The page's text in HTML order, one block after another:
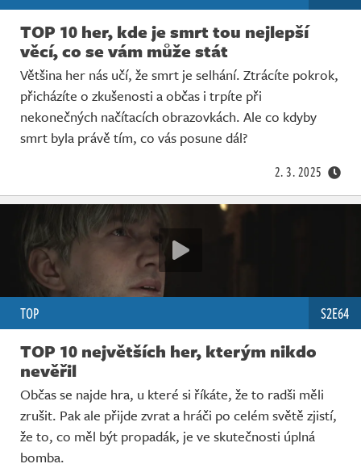
TOP 10 her, kde je smrt tou nejlepší
věcí, co se vám může stát
Většina her nás učí, že smrt je selhání. Ztrácíte pokrok,
přicházíte o zkušenosti a občas i trpíte při
nekonečných načítacích obrazovkách. Ale co kdyby
smrt byla právě tím, co vás posune dál?
2. 3. 2025
TOP S2E64
TOP 10 největších her, kterým nikdo
nevěřil
Občas se najde hra, u které si říkáte, že to radši měli
zrušit. Pak ale přijde zvrat a hráči po celém světě zjistí,
že to, co měl být propadák, je ve skutečnosti úplná
bomba.